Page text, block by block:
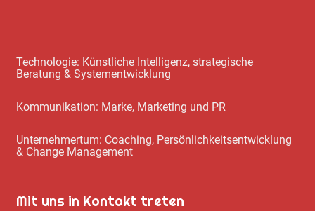
Technologie: Künstliche Intelligenz, strategische
Beratung & Systementwicklung
Kommunikation: Marke, Marketing und PR
Unternehmertum: Coaching, Persönlichkeitsentwicklung
& Change Management
Mit uns in Kontakt treten